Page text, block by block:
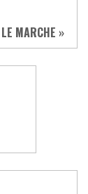
MARCHE »